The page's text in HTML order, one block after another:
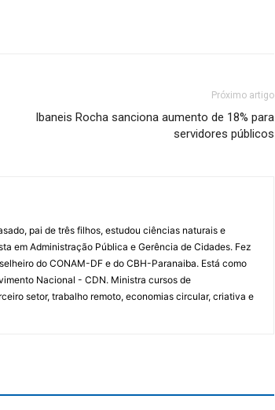
Próximo artigo
Ibaneis Rocha sanciona aumento de 18% para
servidores públicos
pai de três filhos, estudou ciências naturais e
em Administração Pública e Gerência de Cidades. Fez
do CONAM-DF e do CBH-Paranaiba. Está como
Nacional - CDN. Ministra cursos de
setor, trabalho remoto, economias circular, criativa e